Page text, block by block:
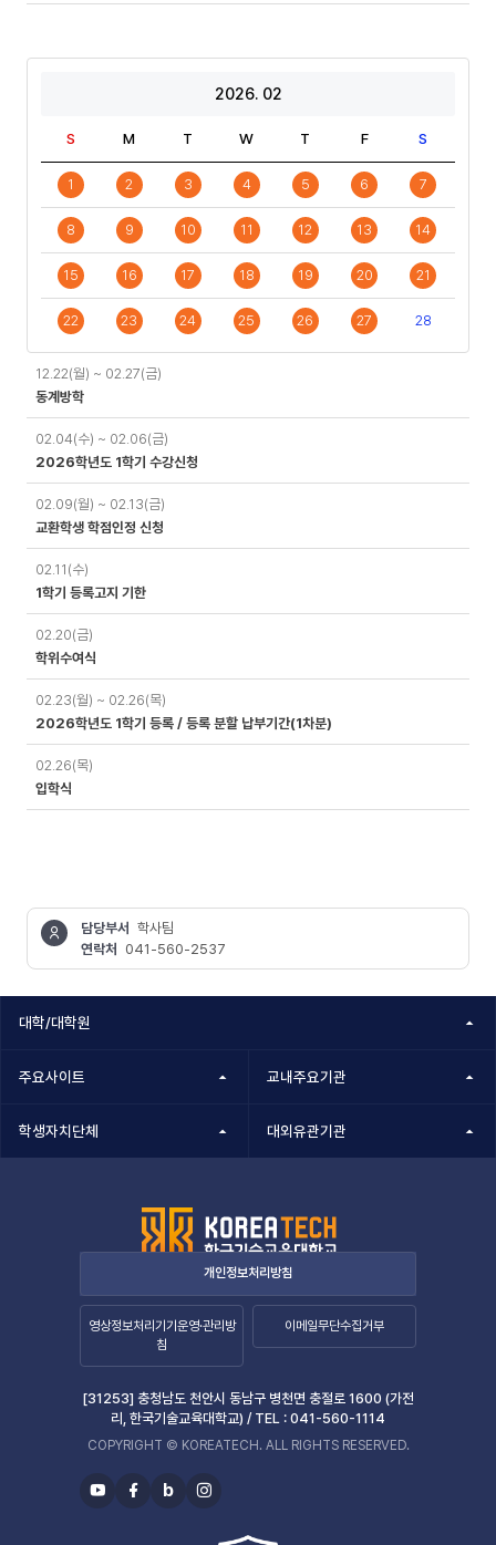
2026. 02
S M T W T F S
1 2 3 4 5 6 7
8 9 10 11 12 13 14
15 16 17 18 19 20 21
22 23 24 25 26 27 28
정
12.22(월) ~ 02.27(금)
동계방학
02.04(수) ~ 02.06(금)
2026학년도 1학기 수강신청
02.09(월) ~ 02.13(금)
교환학생 학점인정 신청
02.11(수)
1학기 등록고지 기한
02.20(금)
학위수여식
02.23(월) ~ 02.26(목)
2026학년도 1학기 등록 / 등록 분할 납부기간(1차분)
02.26(목)
입학식
담당부서 학사팀
연락처
041-560-2537
대학/대학원
주요사이트 교내주요기관
학생자치단체 대외유관기관
개인정보처리방침
영상정보처리기기운영·관리방
침
이메일무단수집거부
[31253] 충청남도 천안시 동남구 병천면 충절로 1600 (가전
리, 한국기술교육대학교) / TEL : 041-560-1114
COPYRIGHT © KOREATECH. ALL RIGHTS RESERVED.
유
페
b
블
인